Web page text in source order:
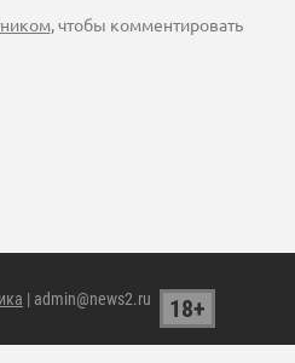
, чтобы комментировать
| admin@news2.ru 18+